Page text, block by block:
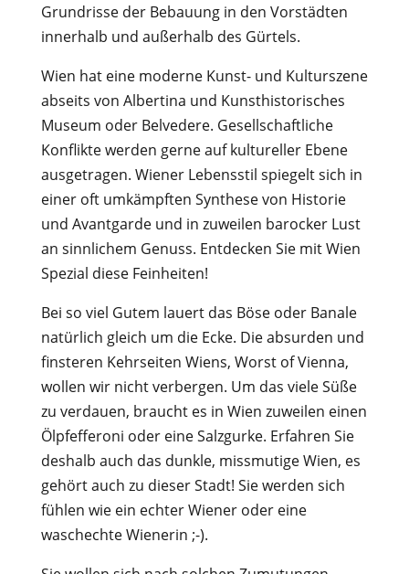
Grundrisse der Bebauung in den Vorstädten
innerhalb und außerhalb des Gürtels.
Wien hat eine moderne Kunst- und Kulturszene
abseits von Albertina und Kunsthistorisches
Museum oder Belvedere. Gesellschaftliche
Konflikte werden gerne auf kultureller Ebene
ausgetragen. Wiener Lebensstil spiegelt sich in
einer oft umkämpften Synthese von Historie
und Avantgarde und in zuweilen barocker Lust
an sinnlichem Genuss. Entdecken Sie mit Wien
Spezial diese Feinheiten!
Bei so viel Gutem lauert das Böse oder Banale
natürlich gleich um die Ecke. Die absurden und
finsteren Kehrseiten Wiens, Worst of Vienna,
wollen wir nicht verbergen. Um das viele Süße
zu verdauen, braucht es in Wien zuweilen einen
Ölpfefferoni oder eine Salzgurke. Erfahren Sie
deshalb auch das dunkle, missmutige Wien, es
gehört auch zu dieser Stadt! Sie werden sich
fühlen wie ein echter Wiener oder eine
waschechte Wienerin ;-).